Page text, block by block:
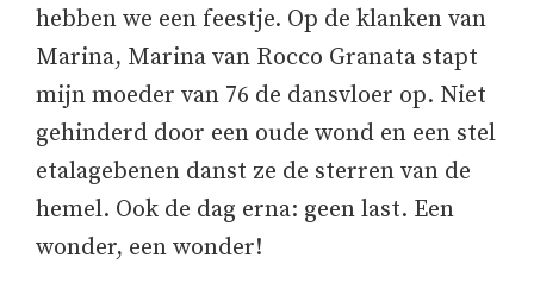
hebben we een feestje. Op de klanken van
Marina, Marina van Rocco Granata stapt
mijn moeder van 76 de dansvloer op. Niet
gehinderd door een oude wond en een stel
etalagebenen danst ze de sterren van de
hemel. Ook de dag erna: geen last. Een
wonder, een wonder!